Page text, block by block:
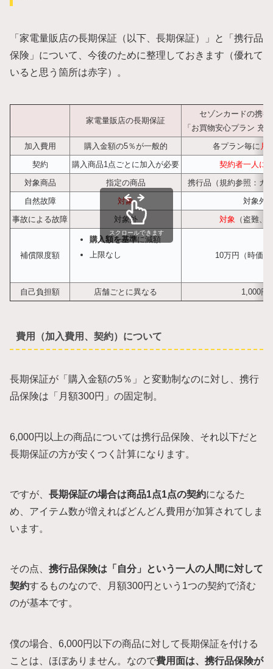
「家電量販店の長期保証（以下、長期保証）」と「携行品
保険」について、今後のために整理しておきます（優れて
いると思う箇所は赤字）。
家電量販店の長期保証
セゾンカードの携行
「お買物安心プラン 充
加入費用
購入金額の5％が一般的 各プラン毎に 月
契約
購入商品1点ごとに加入が必要
契約者一人に
対象商品
指定の商品
携行品（規約参照：カ
自然故障
対象
対象外
事故による故障
対象外 対象 （盗難、
補償限度額
購入額を基準に減額
上限なし
10万円（時価
自己負担額 店舗ごとに異なる 1,000円
スクロールできます
費用（加入費用、契約）について
長期保証が「購入金額の5％」と変動制なのに対し、携行
品保険は「月額300円」の固定制。
6,000円以上の商品については携行品保険、それ以下だと
長期保証の方が安くつく計算になります。
ですが、 長期保証の場合は商品1点1点の契約になるた
め、アイテム数が増えればどんどん費用が加算されてしま
います。
その点、 携行品保険は「自分」という一人の人間に対して
契約するものなので、月額300円という1つの契約で済む
のが基本です。
僕の場合、6,000円以下の商品に対して長期保証を付ける
ことは、ほぼありません。なので費用面は、携行品保険が